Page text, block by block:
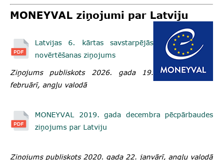
MONEYVAL ziņojumi par Latviju
Latvijas 6. kārtas savstarpējās
novērtēšanas ziņojums
Ziņojums publiskots 2026. gada 19.
februārī, angļu valodā
MONEYVAL 2019. gada decembra pēcpārbaudes
ziņojums par Latviju
Ziņojums publiskots 2020. gada 22. janvārī, angļu valodā